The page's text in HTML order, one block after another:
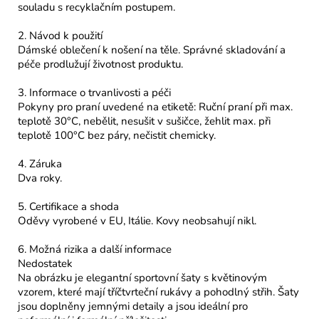
souladu s recyklačním postupem.
2. Návod k použití
Dámské oblečení k nošení na těle. Správné skladování a
péče prodlužují životnost produktu.
3. Informace o trvanlivosti a péči
Pokyny pro praní uvedené na etiketě: Ruční praní při max.
teplotě 30°C, nebělit, nesušit v sušičce, žehlit max. při
teplotě 100°C bez páry, nečistit chemicky.
4. Záruka
Dva roky.
5. Certifikace a shoda
Oděvy vyrobené v EU, Itálie. Kovy neobsahují nikl.
6. Možná rizika a další informace
Nedostatek
Na obrázku je elegantní sportovní šaty s květinovým
vzorem, které mají tříčtvrteční rukávy a pohodlný střih. Šaty
jsou doplněny jemnými detaily a jsou ideální pro